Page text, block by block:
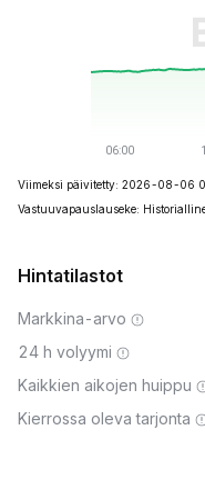
Viimeksi päivitetty: 2026-08-06
Vastuuvapauslauseke:
Hintatilastot
Markkina-arvo
24 h volyymi
Kaikkien aikojen huippu
Kierrossa oleva tarjonta